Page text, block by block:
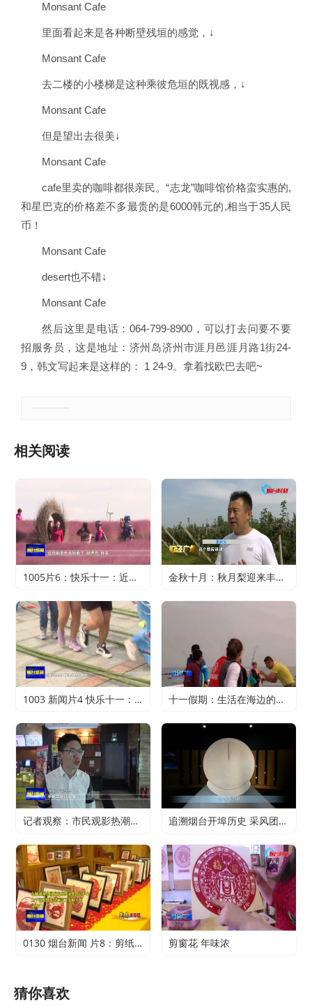
Monsant Cafe
里面看起来是各种断壁残垣的感觉，↓
Monsant Cafe
去二楼的小楼梯是这种乘彼危垣的既视感，↓
Monsant Cafe
但是望出去很美↓
Monsant Cafe
cafe里卖的咖啡都很亲民。“志龙”咖啡馆价格蛮实惠的,
和星巴克的价格差不多最贵的是6000韩元的,相当于35人民
币！
Monsant Cafe
desert也不错↓
Monsant Cafe
然后这里是电话：064-799-8900，可以打去问要不要
招服务员，这是地址：济州岛济州市涯月邑涯月路1街24-
9，韩文写起来是这样的： 1 24-9。拿着找欧巴去吧~
相关阅读
1005片6：快乐十一：近郊游火爆 家门口轻松过假期 金秋十月：秋月梨迎来丰收 农户赚得满心欢喜
1003 新闻片4 快乐十一：寻特色旅游 享精彩假期 十一假期：生活在海边的正确打开方式
记者观察：市民观影热潮升温 电影行业加快复苏 追溯烟台开埠历史 采风团走进烟台山开埠陈列馆
0130 烟台新闻 片8：剪纸传承 不止于传统 剪窗花 年味浓
猜你喜欢